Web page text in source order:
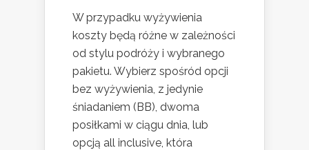
W przypadku wyżywienia
koszty będą różne w zależności
od stylu podróży i wybranego
pakietu. Wybierz spośród opcji
bez wyżywienia, z jedynie
śniadaniem (BB), dwoma
posiłkami w ciągu dnia, lub
opcją all inclusive, która